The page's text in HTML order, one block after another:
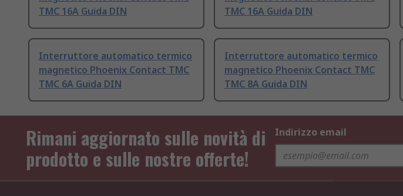
TMC 16A Guida DIN
TMC 16A Guida DIN
Interruttore automatico termico
magnetico Phoenix Contact TMC
TMC 6A Guida DIN
Interruttore automatico termico
magnetico Phoenix Contact TMC
TMC 8A Guida DIN
Rimani aggiornato sulle novità di
prodotto e sulle nostre offerte!
Indirizzo email